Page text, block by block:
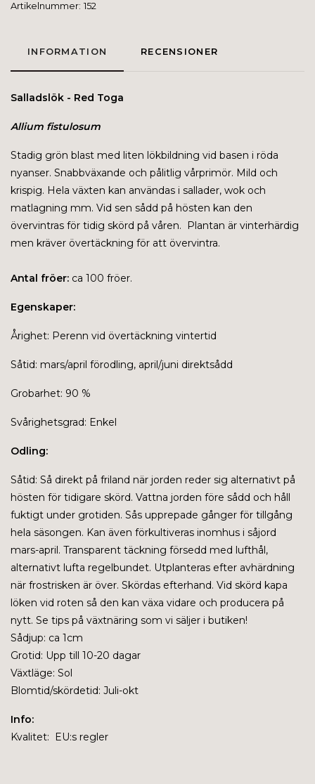
Artikelnummer: 152
INFORMATION RECENSIONER
Salladslök - Red Toga
Allium fistulosum
Stadig grön blast med liten lökbildning vid basen i röda
nyanser. Snabbväxande och pålitlig vårprimör. Mild och
krispig. Hela växten kan användas i sallader, wok och
matlagning mm. Vid sen sådd på hösten kan den
övervintras för tidig skörd på våren. Plantan är vinterhärdig
men kräver övertäckning för att övervintra.
Antal fröer: ca 100 fröer.
Egenskaper:
Årighet: Perenn vid övertäckning vintertid
Såtid: mars/april förodling, april/juni direktsådd
Grobarhet: 90 %
Svårighetsgrad: Enkel
Odling:
Såtid: Så direkt på friland när jorden reder sig alternativt på
hösten för tidigare skörd. Vattna jorden före sådd och håll
fuktigt under grotiden. Sås upprepade gånger för tillgång
hela säsongen. Kan även förkultiveras inomhus i såjord
mars-april. Transparent täckning försedd med lufthål,
alternativt lufta regelbundet. Utplanteras efter avhärdning
när frostrisken är över. Skördas efterhand. Vid skörd kapa
löken vid roten så den kan växa vidare och producera på
nytt. Se tips på växtnäring som vi säljer i butiken!
Sådjup: ca 1cm
Grotid: Upp till 10-20 dagar
Växtläge: Sol
Blomtid/skördetid: Juli-okt
Info:
Kvalitet: EU:s regler